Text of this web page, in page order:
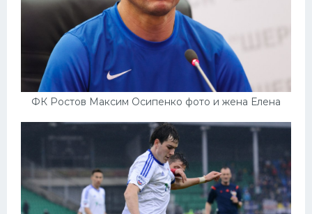
ФК Ростов Максим Осипенко фото и жена Елена